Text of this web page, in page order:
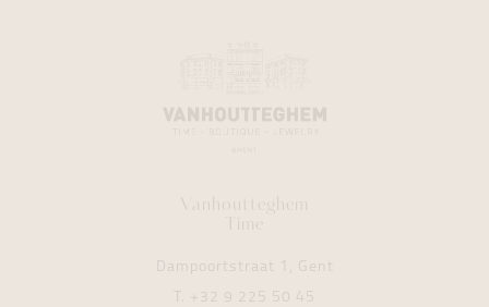
Vanhoutteghem
Time
Dampoortstraat 1, Gent
T. +32 9 225 50 45